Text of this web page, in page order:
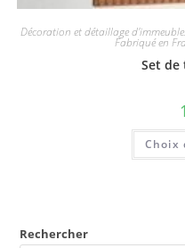
Décoration et détaillage
Fabriqué en
Set de
Choix
Rechercher